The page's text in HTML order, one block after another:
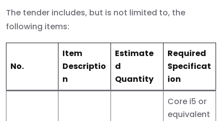
The tender includes, but is not limited to, the
following items:
No.
Item
Descriptio
n
Estimate
d
Quantity
Required
Specificat
ion
Core i5 or
equivalent